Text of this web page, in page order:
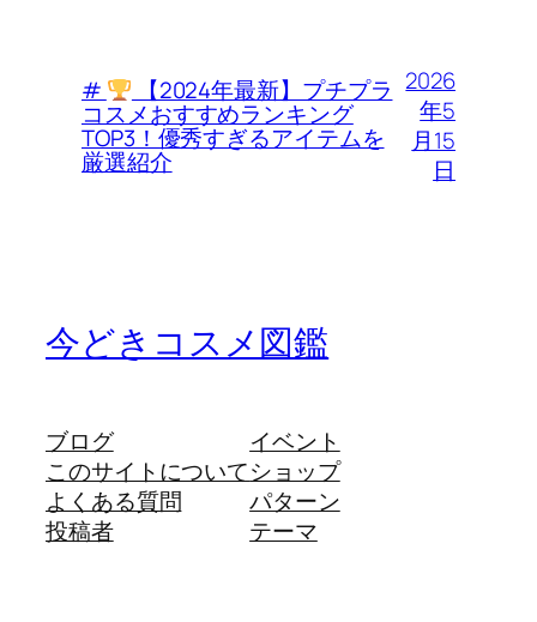
# 【2024年最新】プチプラ
コスメおすすめランキング
TOP3！優秀すぎるアイテムを
厳選紹介
2026
年5
月15
日
今どきコスメ図鑑
ブログ
このサイトについて
よくある質問
投稿者
イベント
ショップ
パターン
テーマ